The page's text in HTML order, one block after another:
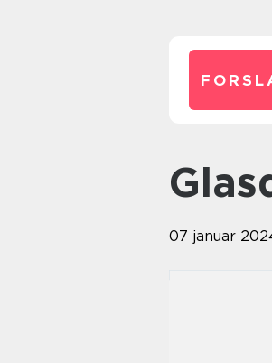
07 januar